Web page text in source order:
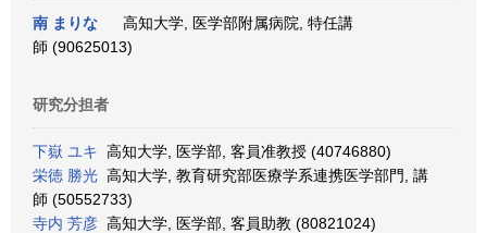
南 まりな
高知大学, 医学部附属病院, 特任講
師 (90625013)
研究分担者
下嶽 ユキ 高知大学, 医学部, 客員准教授 (40746880)
栄徳 勝光 高知大学, 教育研究部医療学系連携医学部門, 講
師 (50552733)
寺内 芳彦 高知大学, 医学部, 客員助教 (80821024)